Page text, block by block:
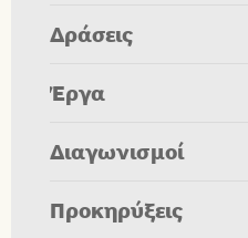
Δράσεις
Έργα
Διαγωνισμοί
Προκηρύξεις